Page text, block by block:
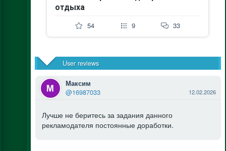
отдыха
54
9 33
User reviews
Максим
@16987033 12.02.2026
Лучше не беритесь за задания данного
рекламодателя постоянные доработки.